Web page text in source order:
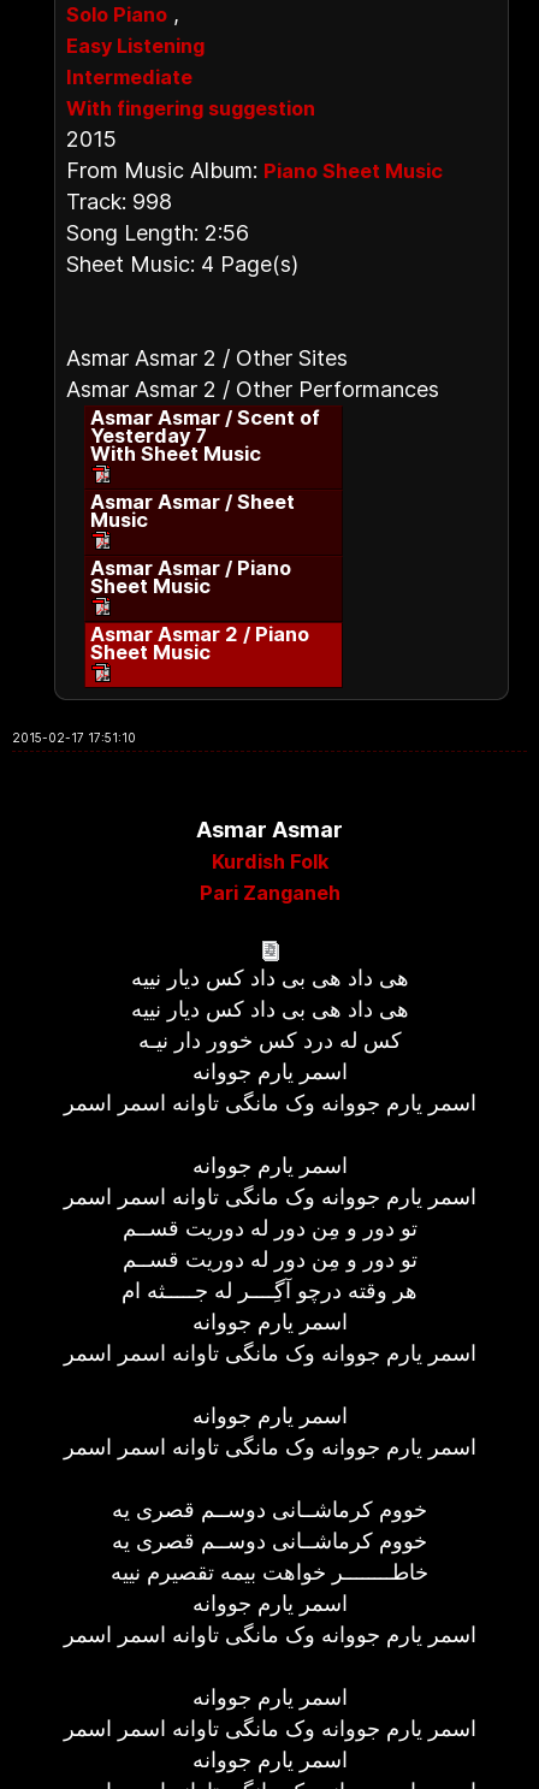
Solo Piano ,
Easy Listening
Intermediate
With fingering suggestion
2015
From Music Album: Piano Sheet Music
Track: 998
Song Length: 2:56
Sheet Music: 4 Page(s)
Asmar Asmar 2 / Other Sites
Asmar Asmar 2 / Other Performances
Asmar Asmar / Scent of
Yesterday 7
With Sheet Music
Asmar Asmar / Sheet
Music
Asmar Asmar / Piano
Sheet Music
Asmar Asmar 2 / Piano
Sheet Music
2015-02-17 17:51:10
Asmar Asmar
Kurdish Folk
Pari Zanganeh
هی داد هی بی داد کس دیار نییه
هی داد هی بی داد کس دیار نییه
کس له درد کس خوور دار نیـه
اسمر یارم جووانه
اسمر یارم جووانه وک مانگی تاوانه اسمر اسمر
اسمر یارم جووانه
اسمر یارم جووانه وک مانگی تاوانه اسمر اسمر
تو دور و مِن دور له دوریت قســم
تو دور و مِن دور له دوریت قســم
هر وقته درچو آگِــــر له جـــــثه ام
اسمر یارم جووانه
اسمر یارم جووانه وک مانگی تاوانه اسمر اسمر
اسمر یارم جووانه
اسمر یارم جووانه وک مانگی تاوانه اسمر اسمر
خووم کرماشــانی دوســم قصری یه
خووم کرماشــانی دوســم قصری یه
خاطــــــــر خواهت بیمه تقصیرم نییه
اسمر یارم جووانه
اسمر یارم جووانه وک مانگی تاوانه اسمر اسمر
اسمر یارم جووانه
اسمر یارم جووانه وک مانگی تاوانه اسمر اسمر
اسمر یارم جووانه